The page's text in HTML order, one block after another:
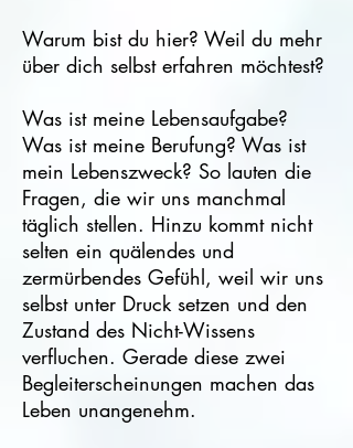
Warum bist du hier? Weil du mehr
über dich selbst erfahren möchtest?
Was ist meine Lebensaufgabe?
Was ist meine Berufung? Was ist
mein Lebenszweck? So lauten die
Fragen, die wir uns manchmal
täglich stellen. Hinzu kommt nicht
selten ein quälendes und
zermürbendes Gefühl, weil wir uns
selbst unter Druck setzen und den
Zustand des Nicht-Wissens
verfluchen. Gerade diese zwei
Begleiterscheinungen machen das
Leben unangenehm.